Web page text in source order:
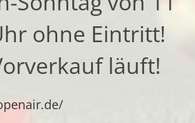
ohne Eintritt!
läuft!